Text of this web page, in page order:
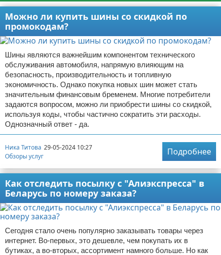
Можно ли купить шины со скидкой по
промокодам?
Шины являются важнейшим компонентом технического
обслуживания автомобиля, напрямую влияющим на
безопасность, производительность и топливную
экономичность. Однако покупка новых шин может стать
значительным финансовым бременем. Многие потребители
задаются вопросом, можно ли приобрести шины со скидкой,
используя коды, чтобы частично сократить эти расходы.
Однозначный ответ - да.
Ника Титова 29-05-2024 10:27
Обзоры услуг
Подробнее
Как отследить посылку с "Алиэкспресса" в
Беларусь по номеру заказа?
Сегодня стало очень популярно заказывать товары через
интернет. Во-первых, это дешевле, чем покупать их в
бутиках, а во-вторых, ассортимент намного больше. Но как